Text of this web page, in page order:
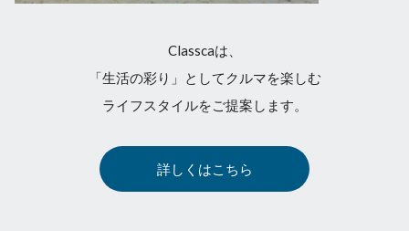
Classcaは、
「生活の彩り」としてクルマを楽しむ
ライフスタイルをご提案します。
詳しくはこちら